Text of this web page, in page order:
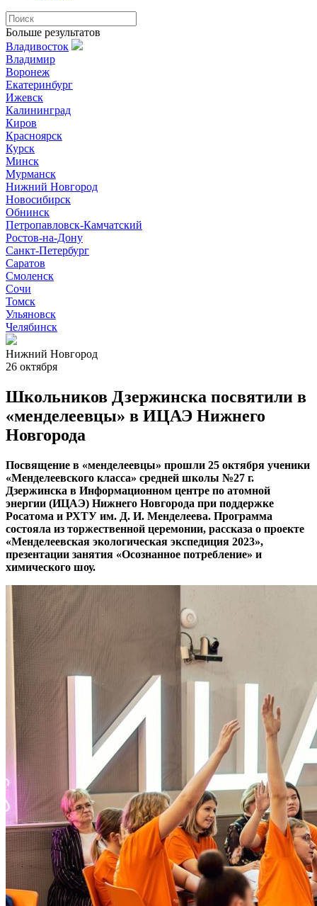
Больше результатов
Владивосток
Владимир
Воронеж
Екатеринбург
Ижевск
Калининград
Киров
Красноярск
Курск
Минск
Мурманск
Нижний Новгород
Новосибирск
Обнинск
Петропавловск-Камчатский
Ростов-на-Дону
Санкт-Петербург
Саратов
Смоленск
Сочи
Томск
Ульяновск
Челябинск
Нижний Новгород
26 октября
Школьников Дзержинска посвятили в
«менделеевцы» в ИЦАЭ Нижнего
Новгорода
Посвящение в «менделеевцы» прошли 25 октября ученики
«Менделеевского класса» средней школы №27 г.
Дзержинска в Информационном центре по атомной
энергии (ИЦАЭ) Нижнего Новгорода при поддержке
Росатома и РХТУ им. Д. И. Менделеева. Программа
состояла из торжественной церемонии, рассказа о проекте
«Менделеевская экологическая экспедиция 2023»,
презентации занятия «Осознанное потребление» и
химического шоу.